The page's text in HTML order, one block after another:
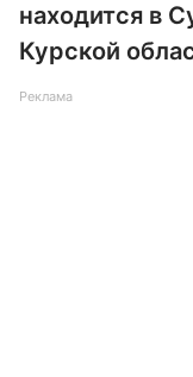
находится в
Курской
Реклама